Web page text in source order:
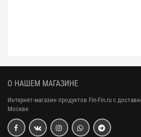
О НАШЕМ МАГАЗИНЕ
Интернет-магазин продуктов Fin-Fin.ru с
Москве